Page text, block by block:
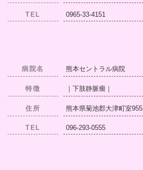
TEL 0965-33-4151
病院名 熊本セントラル病院
特徴 ｜下肢静脈瘤｜
住所 熊本県菊池郡大津町室955
TEL 096-293-0555